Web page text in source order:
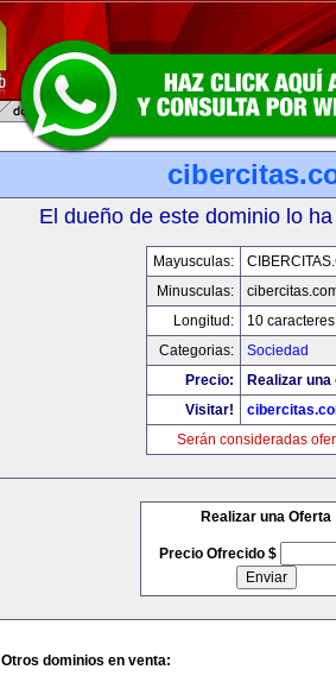
El dueño de este dominio lo
Mayusculas:
Minusculas:
Longitud:
10 caracteres
Categorias:
Sociedad
Precio:
Realizar
Visitar!
Serán consideradas
Realizar una Oferta
Precio Ofrecido $
Otros dominios en venta: